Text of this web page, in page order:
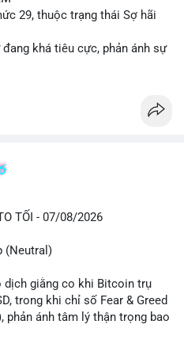
29, thuộc trạng thái Sợ hãi
khá tiêu cực, phản ánh sự
Cash Cat (CASHCAT),
Solana, Dogecoin, Polkadot,
khác đang chiếm ưu thế.
THÔNG
(FTX).
trạng stagflation (lạm phát
thu nhập của người Mỹ đang
bị nâng cấp dịch vụ giao dịch
TỐI - 07/08/2026
(Neutral)
dịch giằng co khi Bitcoin trụ
trong khi chỉ số Fear & Greed
phản ánh tâm lý thận trọng bao